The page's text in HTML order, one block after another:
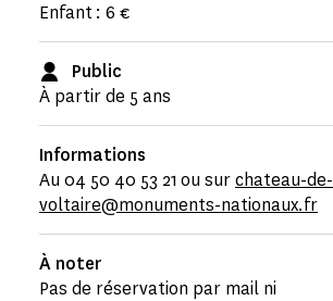
Enfant : 6 €
Public
À partir de 5 ans
Informations
Au 04 50 40 53 21 ou surchateau-de-
voltaire@monuments-nationaux.fr
À noter
Pas de réservation par mail ni